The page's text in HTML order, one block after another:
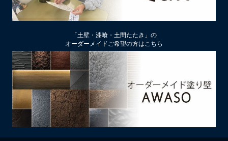
「土壁・漆喰・土間たたき」の
オーダーメイドご希望の方はこちら